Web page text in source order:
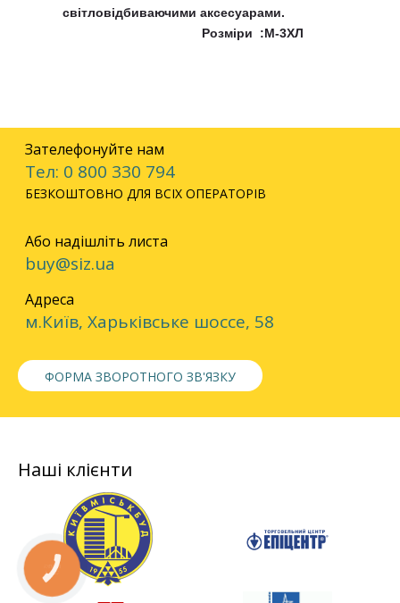
світловідбиваючими аксесуарами.
Розміри :М-3ХЛ
Зателефонуйте нам
Тел: 0 800 330 794
БЕЗКОШТОВНО ДЛЯ ВСІХ ОПЕРАТОРІВ
Або надішліть листа
buy@siz.ua
Адреса
м.Київ, Харьківське шоссе, 58
ФОРМА ЗВОРОТНОГО ЗВ'ЯЗКУ
Наші клієнти
КНОПКА
СВЯЗИ